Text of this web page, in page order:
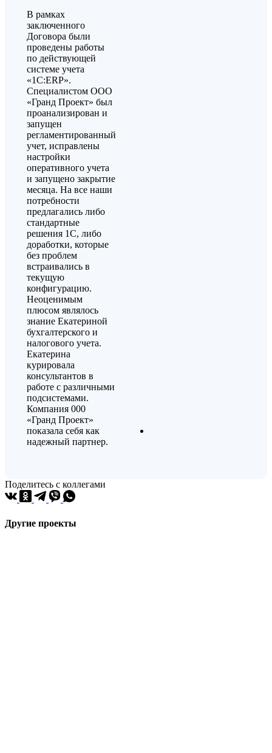
В рамках
заключенного
Договора были
проведены работы
по действующей
системе учета
«1С:ERP».
Специалистом ООО
«Гранд Проект» был
проанализирован и
запущен
регламентированный
учет, исправлены
настройки
оперативного учета
и запущено закрытие
месяца. На все наши
потребности
предлагались либо
стандартные
решения 1С, либо
доработки, которые
без проблем
встраивались в
текущую
конфигурацию.
Неоценимым
плюсом являлось
знание Екатериной
бухгалтерского и
налогового учета.
Екатерина
курировала
консультантов в
работе с различными
подсистемами.
Компания 000
«Гранд Проект»
показала себя как
надежный партнер.
Поделитесь с коллегами
Другие проекты